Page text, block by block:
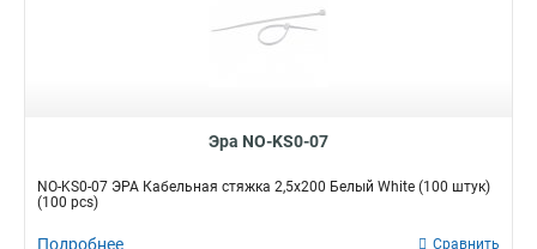
Эра NO-KS0-07
NO-KS0-07 ЭРА Кабельная стяжка 2,5х200 Белый White (100 штук)
(100 pcs)
Подробнее Сравнить